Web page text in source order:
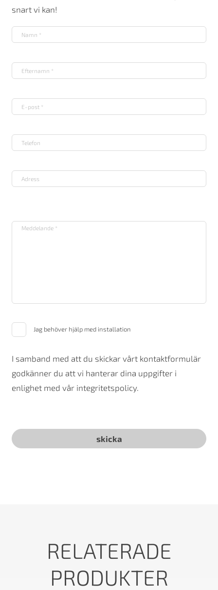
snart vi kan!
Jag behöver hjälp med installation
I samband med att du skickar vårt kontaktformulär
godkänner du att vi hanterar dina uppgifter i
enlighet med vår integritetspolicy.
RELATERADE
PRODUKTER